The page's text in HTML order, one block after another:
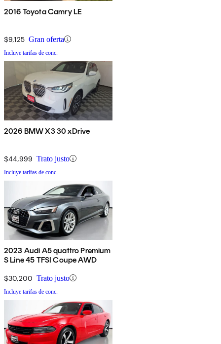
2016 Toyota Camry LE
$9,125 Gran oferta
Incluye tarifas de conc.
2026 BMW X3 30 xDrive
$44,999 Trato justo
Incluye tarifas de conc.
2023 Audi A5 quattro Premium
S Line 45 TFSI Coupe AWD
$30,200 Trato justo
Incluye tarifas de conc.